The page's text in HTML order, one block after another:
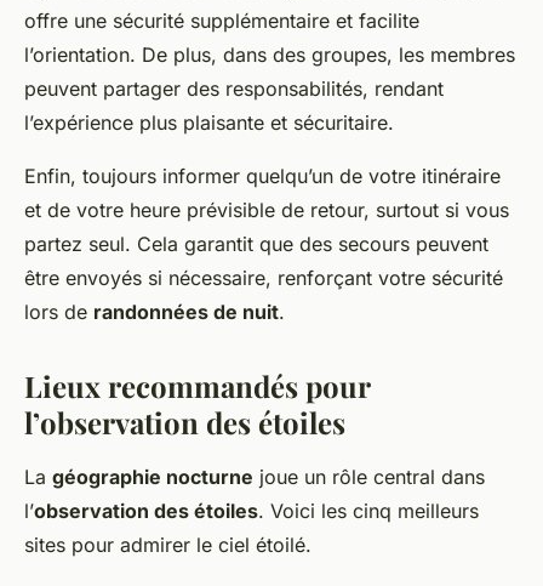
offre une sécurité supplémentaire et facilite
l’orientation. De plus, dans des groupes, les membres
peuvent partager des responsabilités, rendant
l’expérience plus plaisante et sécuritaire.
Enfin, toujours informer quelqu’un de votre itinéraire
et de votre heure prévisible de retour, surtout si vous
partez seul. Cela garantit que des secours peuvent
être envoyés si nécessaire, renforçant votre sécurité
lors de randonnées de nuit.
Lieux recommandés pour
l’observation des étoiles
La géographie nocturne joue un rôle central dans
l’observation des étoiles. Voici les cinq meilleurs
sites pour admirer le ciel étoilé.